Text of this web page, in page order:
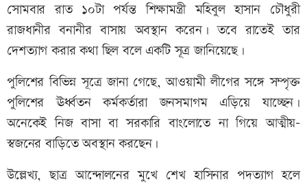
সোমবার রাত ১০টা পর্যন্ত শিক্ষামন্ত্রী মহিবুল হাসান চৌধুরী
রাজধানীর বনানীর বাসায় অবস্থান করেন। তবে রাতেই তার
দেশত্যাগ করার কথা ছিল বলে একটি সূত্র জানিয়েছে।
পুলিশের বিভিন্ন সূত্রে জানা গেছে, আওয়ামী লীগের সঙ্গে সম্পৃক্ত
পুলিশের ঊর্ধ্বতন কর্মকর্তারা জনসমাগম এড়িয়ে যাচ্ছেন।
অনেকেই নিজ বাসা বা সরকারি বাংলোতে না গিয়ে আত্মীয়-
স্বজনের বাড়িতে অবস্থান করছেন।
উল্লেখ্য, ছাত্র আন্দোলনের মুখে শেখ হাসিনার পদত্যাগ হলে